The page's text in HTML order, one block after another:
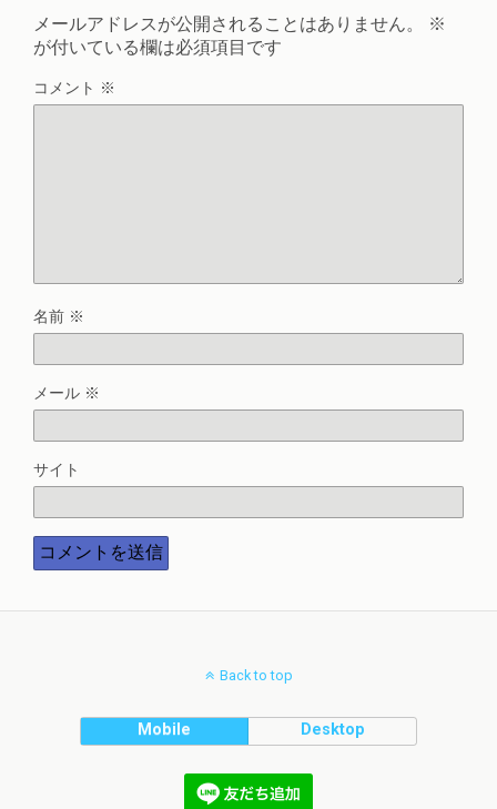
メールアドレスが公開されることはありません。
※
が付いている欄は必須項目です
コメント ※
名前 ※
メール ※
サイト
Back to top
Mobile Desktop